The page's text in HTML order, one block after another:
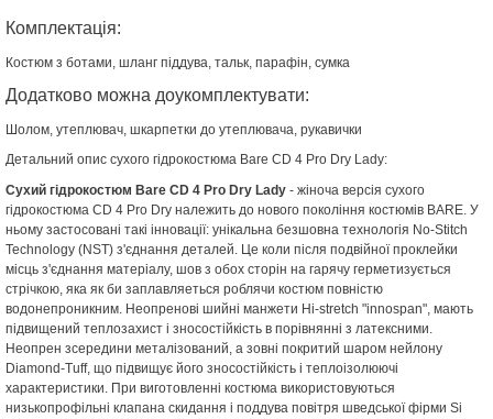
Комплектація:
Костюм з ботами, шланг піддува, тальк, парафін, сумка
Додатково можна доукомплектувати:
Шолом, утеплювач, шкарпетки до утеплювача, рукавички
Детальний опис сухого гідрокостюма Bare СD 4 Pro Dry Lady:
Сухий гідрокостюм Bare СD 4 Pro Dry Lady - жіноча версія сухого
гідрокостюма СD 4 Pro Dry належить до нового покоління костюмів BARE. У
ньому застосовані такі інновації: унікальна безшовна технологія No-Stitch
Technology (NST) з'єднання деталей. Це коли після подвійної проклейки
місць з'єднання матеріалу, шов з обох сторін на гарячу герметизується
стрічкою, яка як би заплавляеться роблячи костюм повністю
водонепроникним. Неопренові шийні манжети Hi-stretch "innospan", мають
підвищений теплозахист і зносостійкість в порівнянні з латексними.
Неопрен зсередини металізований, а зовні покритий шаром нейлону
Diamond-Tuff, що підвищує його зносостійкість і теплоізолюючі
характеристики. При виготовленні костюма використовуються
низькопрофільні клапана скидання і поддува повітря шведської фірми Si